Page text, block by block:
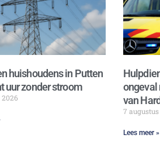
huishoudens in Putten
uur zonder stroom
ongeval
van
7
Lees meer »